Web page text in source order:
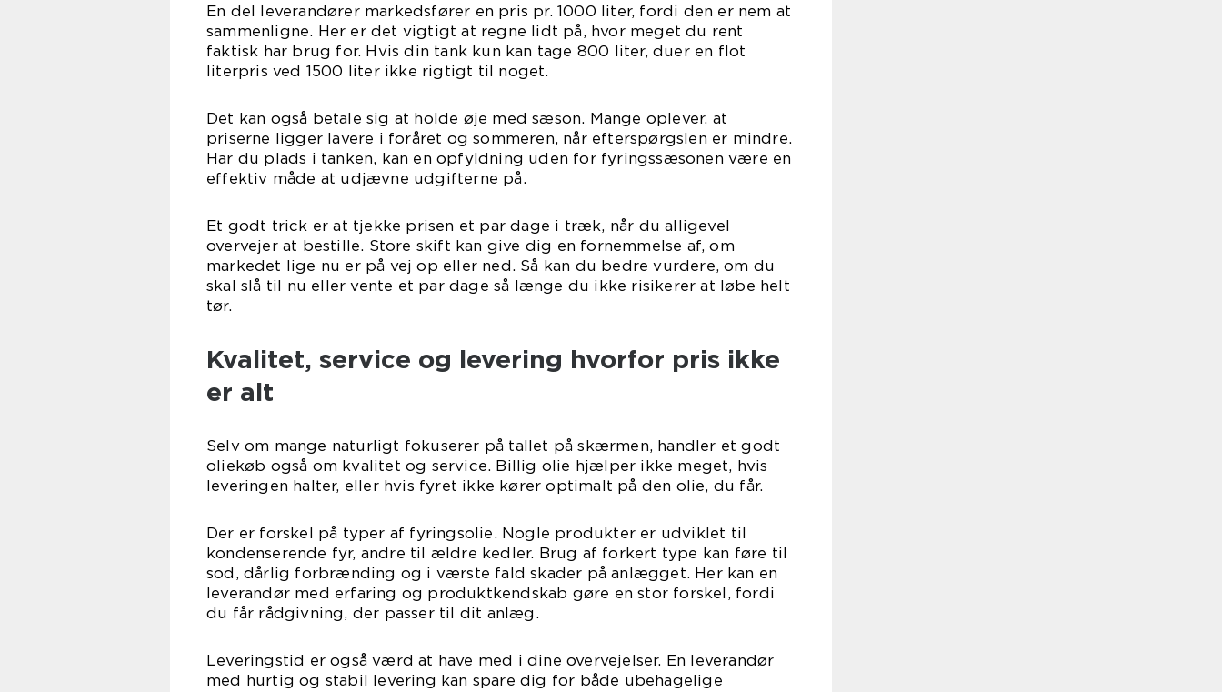
En del leverandører markedsfører en pris pr. 1000 liter, fordi den er nem at
sammenligne. Her er det vigtigt at regne lidt på, hvor meget du rent
faktisk har brug for. Hvis din tank kun kan tage 800 liter, duer en flot
literpris ved 1500 liter ikke rigtigt til noget.
Det kan også betale sig at holde øje med sæson. Mange oplever, at
priserne ligger lavere i foråret og sommeren, når efterspørgslen er mindre.
Har du plads i tanken, kan en opfyldning uden for fyringssæsonen være en
effektiv måde at udjævne udgifterne på.
Et godt trick er at tjekke prisen et par dage i træk, når du alligevel
overvejer at bestille. Store skift kan give dig en fornemmelse af, om
markedet lige nu er på vej op eller ned. Så kan du bedre vurdere, om du
skal slå til nu eller vente et par dage så længe du ikke risikerer at løbe helt
tør.
Kvalitet, service og levering hvorfor pris ikke
er alt
Selv om mange naturligt fokuserer på tallet på skærmen, handler et godt
oliekøb også om kvalitet og service. Billig olie hjælper ikke meget, hvis
leveringen halter, eller hvis fyret ikke kører optimalt på den olie, du får.
Der er forskel på typer af fyringsolie. Nogle produkter er udviklet til
kondenserende fyr, andre til ældre kedler. Brug af forkert type kan føre til
sod, dårlig forbrænding og i værste fald skader på anlægget. Her kan en
leverandør med erfaring og produktkendskab gøre en stor forskel, fordi
du får rådgivning, der passer til dit anlæg.
Leveringstid er også værd at have med i dine overvejelser. En leverandør
med hurtig og stabil levering kan spare dig for både ubehagelige